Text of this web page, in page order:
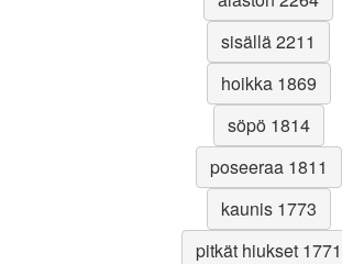
sisällä 2211
hoikka 1869
söpö 1814
poseeraa 1811
kaunis 1773
pitkät hiukset 1771